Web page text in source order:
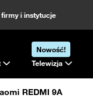
firmy i instytucje
Nowość!
Telewizja
REDMI 9A